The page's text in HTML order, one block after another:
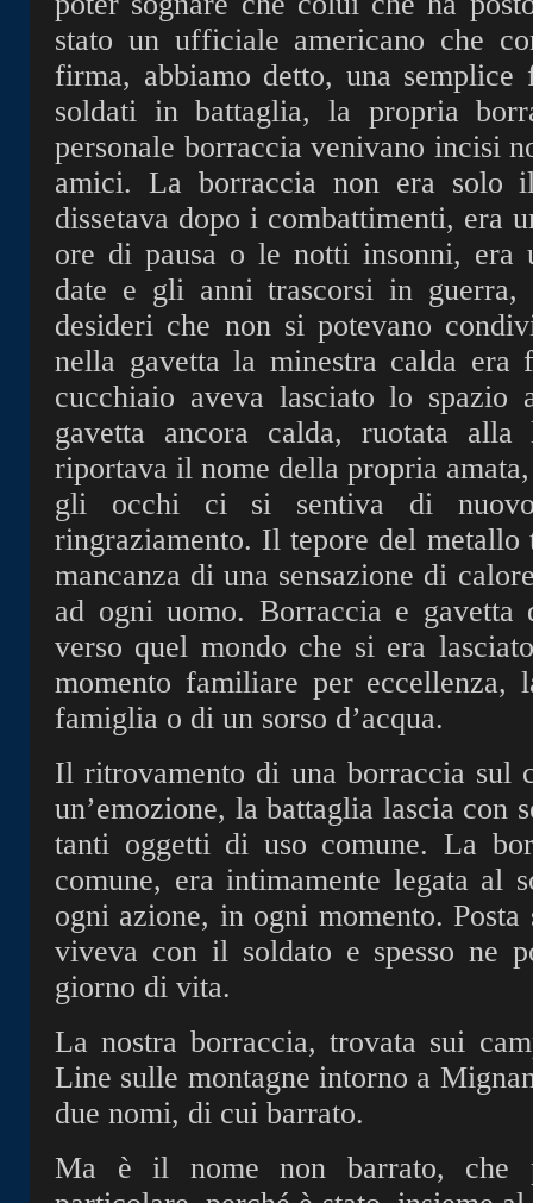
stato un ufficiale americano che
firma, abbiamo detto, una
soldati in battaglia, la propria
personale borraccia venivano incisi
amici. La borraccia non era solo
dissetava dopo i combattimenti, era
ore di pausa o le notti insonni, era
date e gli anni trascorsi in
desideri che non si potevano
nella gavetta la minestra calda
cucchiaio aveva lasciato lo
gavetta ancora calda, ruotata
riportava il nome della propria
gli occhi ci si sentiva di
ringraziamento. Il tepore del metallo
mancanza di una sensazione di
ad ogni uomo. Borraccia e gavetta
verso quel mondo che si era
momento familiare per eccellenza,
famiglia o di un sorso d’acqua.
Il ritrovamento di una borraccia sul
un’emozione, la battaglia lascia con
tanti oggetti di uso comune. La
comune, era intimamente legata al
ogni azione, in ogni momento. Posta
viveva con il soldato e spesso ne
giorno di vita.
La nostra borraccia, trovata sui
Line sulle montagne intorno a
due nomi, di cui barrato.
Ma è il nome non barrato, che